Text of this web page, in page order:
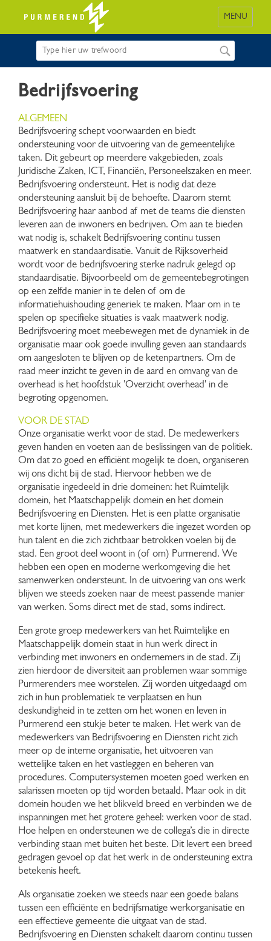
MENU
Bedrijfsvoering
ALGEMEEN
Bedrijfsvoering schept voorwaarden en biedt
ondersteuning voor de uitvoering van de gemeentelijke
taken. Dit gebeurt op meerdere vakgebieden, zoals
Juridische Zaken, ICT, Financiën, Personeelszaken en meer.
Bedrijfsvoering ondersteunt. Het is nodig dat deze
ondersteuning aansluit bij de behoefte. Daarom stemt
Bedrijfsvoering haar aanbod af met de teams die diensten
leveren aan de inwoners en bedrijven. Om aan te bieden
wat nodig is, schakelt Bedrijfsvoering continu tussen
maatwerk en standaardisatie. Vanuit de Rijksoverheid
wordt voor de bedrijfsvoering sterke nadruk gelegd op
standaardisatie. Bijvoorbeeld om de gemeentebegrotingen
op een zelfde manier in te delen of om de
informatiehuishouding generiek te maken. Maar om in te
spelen op specifieke situaties is vaak maatwerk nodig.
Bedrijfsvoering moet meebewegen met de dynamiek in de
organisatie maar ook goede invulling geven aan standaards
om aangesloten te blijven op de ketenpartners. Om de
raad meer inzicht te geven in de aard en omvang van de
overhead is het hoofdstuk 'Overzicht overhead' in de
begroting opgenomen.
VOOR DE STAD
Onze organisatie werkt voor de stad. De medewerkers
geven handen en voeten aan de beslissingen van de politiek.
Om dat zo goed en efficiënt mogelijk te doen, organiseren
wij ons dicht bij de stad. Hiervoor hebben we de
organisatie ingedeeld in drie domeinen: het Ruimtelijk
domein, het Maatschappelijk domein en het domein
Bedrijfsvoering en Diensten. Het is een platte organisatie
met korte lijnen, met medewerkers die ingezet worden op
hun talent en die zich zichtbaar betrokken voelen bij de
stad. Een groot deel woont in (of om) Purmerend. We
hebben een open en moderne werkomgeving die het
samenwerken ondersteunt. In de uitvoering van ons werk
blijven we steeds zoeken naar de meest passende manier
van werken. Soms direct met de stad, soms indirect.
Een grote groep medewerkers van het Ruimtelijke en
Maatschappelijk domein staat in hun werk direct in
verbinding met inwoners en ondernemers in de stad. Zij
zien hierdoor de diversiteit aan problemen waar sommige
Purmerenders mee worstelen. Zij worden uitgedaagd om
zich in hun problematiek te verplaatsen en hun
deskundigheid in te zetten om het wonen en leven in
Purmerend een stukje beter te maken. Het werk van de
medewerkers van Bedrijfsvoering en Diensten richt zich
meer op de interne organisatie, het uitvoeren van
wettelijke taken en het vastleggen en beheren van
procedures. Computersystemen moeten goed werken en
salarissen moeten op tijd worden betaald. Maar ook in dit
domein houden we het blikveld breed en verbinden we de
inspanningen met het grotere geheel: werken voor de stad.
Hoe helpen en ondersteunen we de collega’s die in directe
verbinding staan met buiten het beste. Dit levert een breed
gedragen gevoel op dat het werk in de ondersteuning extra
betekenis heeft.
Als organisatie zoeken we steeds naar een goede balans
tussen een efficiënte en bedrijfsmatige werkorganisatie en
een effectieve gemeente die uitgaat van de stad.
Bedrijfsvoering en Diensten schakelt daarom continu tussen